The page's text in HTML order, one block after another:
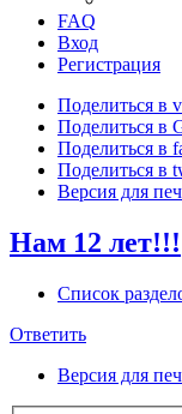
FAQ
Вход
Регистрация
Поделиться в
Поделиться в
Поделиться в
Поделиться в
Версия для
Нам 12 лет!!!
Список
Ответить
Версия для